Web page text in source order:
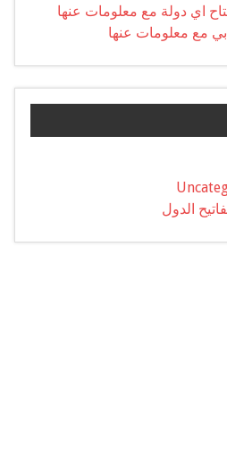
مع معلومات عنها
الدول